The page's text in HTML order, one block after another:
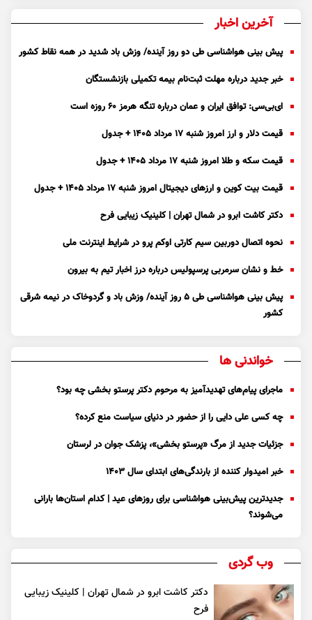
آخرین اخبار
پیش بینی هواشناسی طی دو روز آینده/ وزش باد شدید در همه نقاط کشور
خبر جدید درباره مهلت ثبت‌نام بیمه تکمیلی بازنشستگان
ای‌بی‌سی: توافق ایران و عمان درباره تنگه هرمز ۶۰ روزه است
قیمت دلار و ارز امروز شنبه ۱۷ مرداد ۱۴۰۵ + جدول
قیمت سکه و طلا امروز شنبه ۱۷ مرداد ۱۴۰۵ + جدول
قیمت بیت کوین و ارز‌های دیجیتال امروز شنبه ۱۷ مرداد ۱۴۰۵ + جدول
دکتر کاشت ابرو در شمال تهران | کلینیک زیبایی فرح
نحوه اتصال دوربین سیم کارتی اوکم پرو در شرایط اینترنت ملی
خط و نشان سرمربی پرسپولیس درباره درز اخبار تیم به بیرون
پیش بینی هواشناسی طی ۵ روز آینده/ وزش باد و گردوخاک در نیمه شرقی
کشور
خواندنی ها
ماجرای پیام‌های تهدیدآمیز به مرحوم دکتر پرستو بخشی چه بود؟
چه کسی علی دایی را از حضور در دنیای سیاست منع کرده؟
جزئیات جدید از مرگ «پرستو بخشی»، پزشک جوان در لرستان
خبر امیدوار کننده از بارندگی‌های ابتدای سال ۱۴۰۳
جدیدترین پیش‌بینی هواشناسی برای روزهای عید | کدام استان‌ها بارانی
می‌شوند؟
وب گردی
دکتر کاشت ابرو در شمال تهران | کلینیک زیبایی
فرح